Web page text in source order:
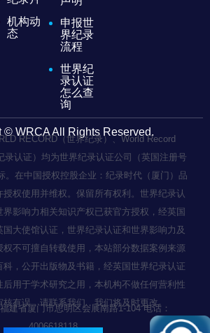
机构动
态
申报世
界纪录
流程
世界纪
录认证
怎么查
询
© WRCA All Rights Reserved.
RECORD（世界纪录）、World Record
录认证）均为世界纪录认证公司（英国注册号
。在中国授权控股企业：纪录时代（厦门）品
授权使用并维权。保留所有权利。世界纪录认
影响力相关知识产权已获官方授权，经英国
大使馆认证，世界纪录认证和世界影响力及
不可擅自转载使用，本站部分数据案例来源
，公开出版物及书籍，经英国世界纪录认证
用于学术研究之用，本机构不做任何营利性
有误，请联系我们，我们将及时更改。
建省厦门市思明区会展南路1-104 电话：
4006618118